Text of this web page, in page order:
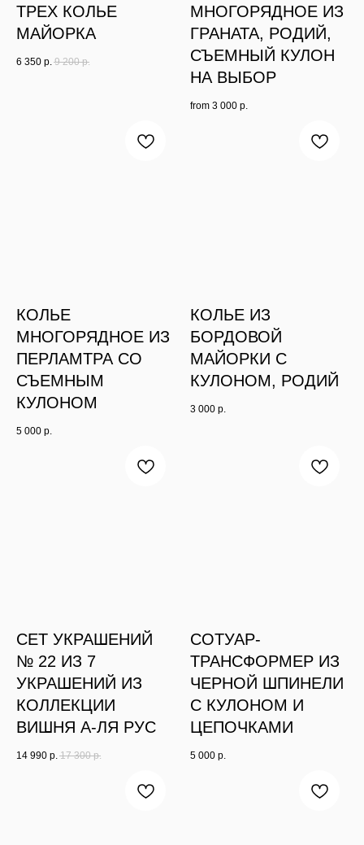
ТРЕХ КОЛЬЕ
МАЙОРКА
6 350 р. 9 200 р.
МНОГОРЯДНОЕ ИЗ
ГРАНАТА, РОДИЙ,
СЪЕМНЫЙ КУЛОН
НА ВЫБОР
from 3 000 р.
КОЛЬЕ
МНОГОРЯДНОЕ ИЗ
ПЕРЛАМТРА СО
СЪЕМНЫМ
КУЛОНОМ
5 000 р.
КОЛЬЕ ИЗ
БОРДОВОЙ
МАЙОРКИ С
КУЛОНОМ, РОДИЙ
3 000 р.
СЕТ УКРАШЕНИЙ
№ 22 ИЗ 7
УКРАШЕНИЙ ИЗ
КОЛЛЕКЦИИ
ВИШНЯ А-ЛЯ РУС
14 990 р. 17 300 р.
СОТУАР-
ТРАНСФОРМЕР ИЗ
ЧЕРНОЙ ШПИНЕЛИ
С КУЛОНОМ И
ЦЕПОЧКАМИ
5 000 р.